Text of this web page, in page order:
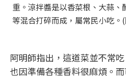
重。涼拌醬是以香菜根、大蒜
等混合打碎而成，屬常民小吃。
阿明師指出，這道菜並不常
也因準備各種香料很麻煩。